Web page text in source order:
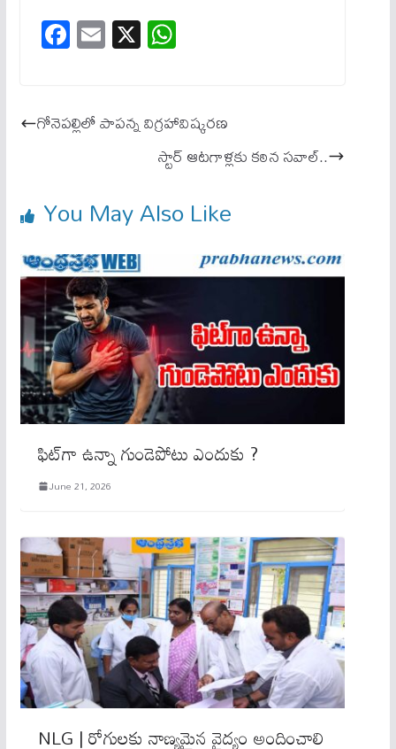
Fa
ce
ok
E
m
X W
ha
A
pp
గోనెప‌ల్లిలో పాప‌న్న విగ్ర‌హావిష్క‌ర‌ణ‌
స్టార్ ఆటగాళ్లకు క‌ఠిన‌ సవాల్..
You May Also Like
ఫిట్‌గా ఉన్నా గుండెపోటు ఎందుకు ?
June 21, 2026
NLG | రోగులకు నాణ్యమైన వైద్యం అందించాలి